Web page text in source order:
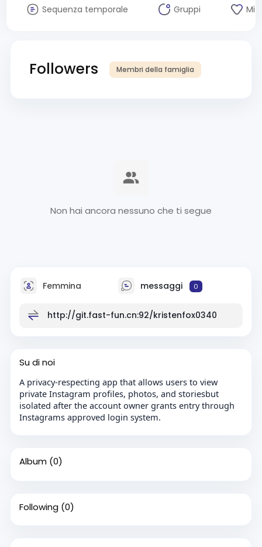
Sequenza temporale Gruppi Mi
Followers Membri della famiglia
Non hai ancora nessuno che ti segue
Femmina messaggi 0
http://git.fast-fun.cn:92/kristenfox0340
Su di noi
A privacy-respecting app that allows users to view
private Instagram profiles, photos, and storiesbut
isolated after the account owner grants entry through
Instagrams approved login system.
Album (0)
Following (0)